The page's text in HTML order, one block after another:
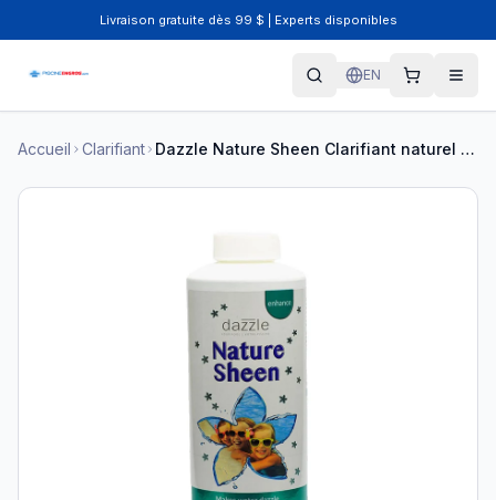
Livraison gratuite dès 99 $ | Experts disponibles
EN
Accueil Clarifiant Dazzle Nature Sheen Clarifiant naturel 1L DAZ05023